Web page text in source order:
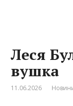
Леся
вушка
11.06.2026